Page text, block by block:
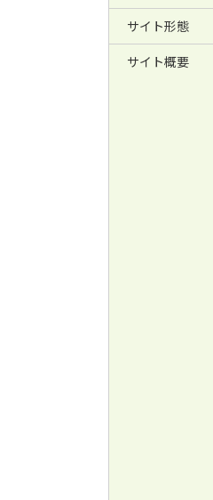
サイト形態
サイト概要